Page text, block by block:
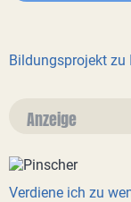
Bildungsprojekt zu
Anzeige
Verdiene ich zu